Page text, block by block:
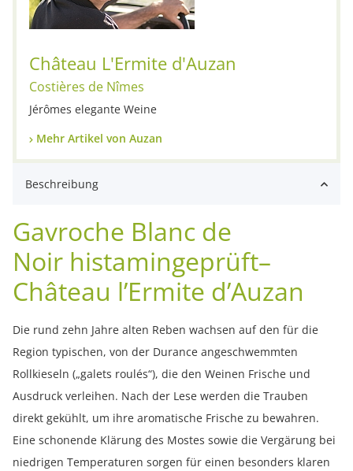
Château L'Ermite d'Auzan
Costières de Nîmes
Jérômes elegante Weine
Mehr Artikel von Auzan
Beschreibung
Gavroche Blanc de
Noir histamingeprüft–
Château l’Ermite d’Auzan
Die rund zehn Jahre alten Reben wachsen auf den für die
Region typischen, von der Durance angeschwemmten
Rollkieseln („galets roulés“), die den Weinen Frische und
Ausdruck verleihen. Nach der Lese werden die Trauben
direkt gekühlt, um ihre aromatische Frische zu bewahren.
Eine schonende Klärung des Mostes sowie die Vergärung bei
niedrigen Temperaturen sorgen für einen besonders klaren